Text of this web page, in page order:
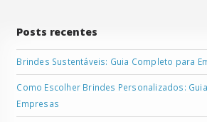
Posts recentes
Brindes Sustentáveis: Guia Completo para
Como Escolher Brindes Personalizados:
Empresas